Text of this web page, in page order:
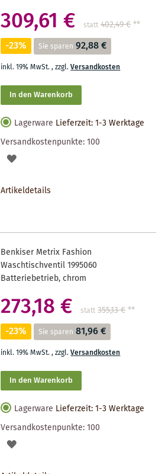
309,61 € statt 402,49 €**
-23% Sie sparen 92,88 €
inkl. 19% MwSt.,zzgl.Versandkosten
In den Warenkorb
Lagerware Lieferzeit: 1-3 Werktage
Versandkostenpunkte:100
AUF
Artikeldetails
Benkiser Metrix Fashion
Waschtischventil 1995060
Batteriebetrieb, chrom
273,18 € statt 355,13 €**
-23% Sie sparen 81,96 €
inkl. 19% MwSt.,zzgl.Versandkosten
In den Warenkorb
Lagerware Lieferzeit: 1-3 Werktage
Versandkostenpunkte:100
AUF